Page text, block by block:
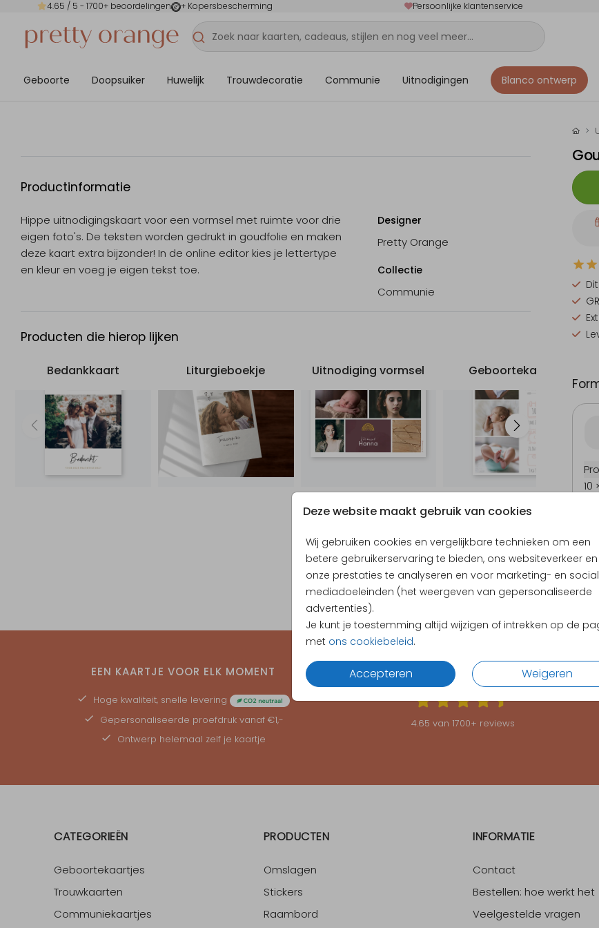
4.65 / 5 - 1700+ beoordelingen + Kopersbescherming Persoonlijke klantenservice
Geboorte Doopsuiker Huwelijk Trouwdecoratie Communie Uitnodigingen Blanco ontwerp
Deze website maakt gebruik van cookies
Wij gebruiken cookies en vergelijkbare technieken om een
betere gebruikerservaring te bieden, ons websiteverkeer en
onze prestaties te analyseren en voor marketing- en
mediadoeleinden (het weergeven van gepersonaliseerde
advertenties).
Je kunt je toestemming altijd wijzigen of intrekken op de
met ons cookiebeleid.
Accepteren Weigeren
Productinformatie
Hippe uitnodigingskaart voor een vormsel met ruimte voor drie
eigen foto's. De teksten worden gedrukt in goudfolie en maken
deze kaart extra bijzonder! In de online editor kies je lettertype
en kleur en voeg je eigen tekst toe.
Designer
Pretty Orange
Collectie
Communie
Producten die hierop lijken
Bedankkaart Liturgieboekje Uitnodiging vormsel Geboortekaart
10
EEN KAARTJE VOOR ELK MOMENT
Hoge kwaliteit, snelle levering
Gepersonaliseerde proefdrukvanaf €1,-
Ontwerp helemaal zelf je kaartje
KLANTEN BEOORDELEN ONS MET EEN4.65
4.65 van 1700+ reviews
CATEGORIEËN
Geboortekaartjes
Trouwkaarten
Communiekaartjes
PRODUCTEN
Omslagen
Stickers
Raambord
INFORMATIE
Contact
Bestellen: hoe werkt het
Veelgestelde vragen